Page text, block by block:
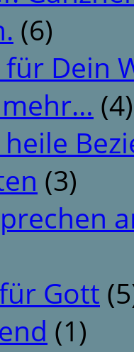
(6)
für Dein
(4)
(3)
Gott
(1)